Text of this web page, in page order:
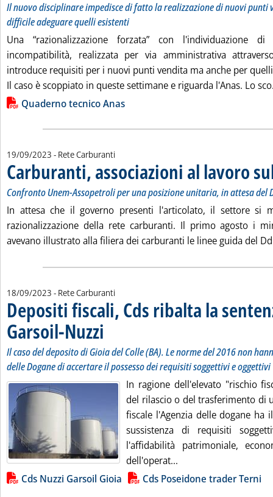
Il nuovo disciplinare impedisce di fatto la realizzazione di nuovi punti
difficile adeguare quelli esistenti
Una “razionalizzazione forzata” con l'individuazione
incompatibilità, realizzata per via amministrativa
introduce requisiti per i nuovi punti vendita ma anche per
Il caso è scoppiato in queste settimane e riguarda l'Anas. Lo
Lista allegati PDF alla notizia
Quaderno tecnico Anas
19/09/2023 - Rete Carburanti
Carburanti, associazioni al lavoro
Confronto Unem-Assopetroli per una posizione unitaria, in attesa del
In attesa che il governo presenti l'articolato, il settore si
razionalizzazione della rete carburanti. Il primo agosto i
avevano illustrato alla filiera dei carburanti le linee guida del
18/09/2023 - Rete Carburanti
Depositi fiscali, Cds ribalta la
Garsoil-Nuzzi
Il caso del deposito di Gioia del Colle (BA). Le norme del 2016 non
delle Dogane di accertare il possesso dei requisiti soggettivi e oggettivi
In ragione dell'elevato "rischio
del rilascio o del trasferimento di
fiscale l'Agenzia delle dogane ha
sussistenza di requisiti
l'affidabilità patrimoniale,
dell'operat...
Lista allegati PDF alla notizia
Cds Nuzzi Garsoil Gioia Cds Poseidone trader Terni